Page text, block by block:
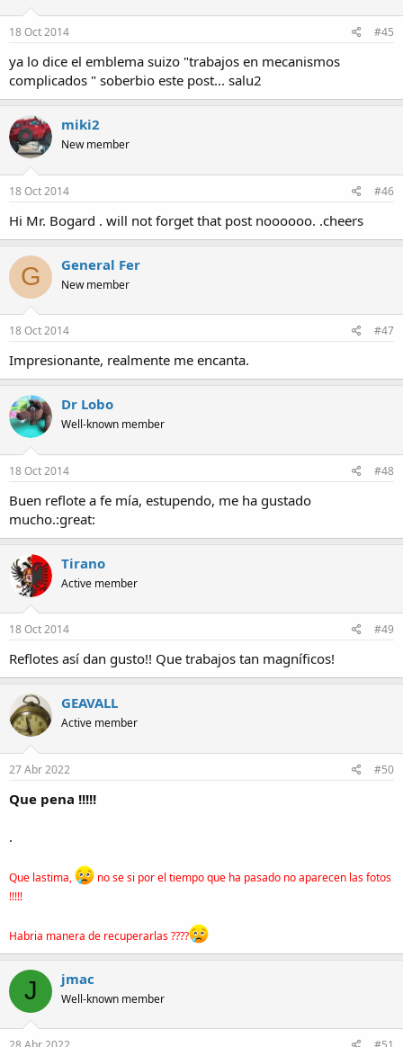
18 Oct 2014 #45
ya lo dice el emblema suizo "trabajos en mecanismos
complicados " soberbio este post... salu2
miki2
New member
18 Oct 2014 #46
Hi Mr. Bogard . will not forget that post noooooo. .cheers
G General Fer
New member
18 Oct 2014 #47
Impresionante, realmente me encanta.
Dr Lobo
Well-known member
18 Oct 2014 #48
Buen reflote a fe mía, estupendo, me ha gustado
mucho.:great:
Tirano
Active member
18 Oct 2014 #49
Reflotes así dan gusto!! Que trabajos tan magníficos!
GEAVALL
Active member
27 Abr 2022 #50
Que pena !!!!!
.
Que lastima,
no se si por el tiempo que ha pasado no aparecen las fotos
!!!!!
Habria manera de recuperarlas ????
J jmac
Well-known member